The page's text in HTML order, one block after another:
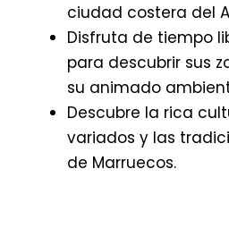
ciudad costera del
Disfruta de tiempo
para descubrir sus
su animado
Descubre la rica
variados y las
de Marruecos.